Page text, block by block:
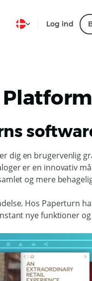
Log ind
dig en brugervenlig
er en innovativ
og mere
Hos Paperturn
nye funktioner